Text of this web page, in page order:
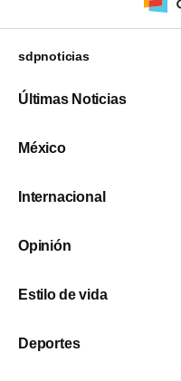
sdpnoticias
Últimas Noticias
México
Internacional
Opinión
Estilo de vida
Deportes